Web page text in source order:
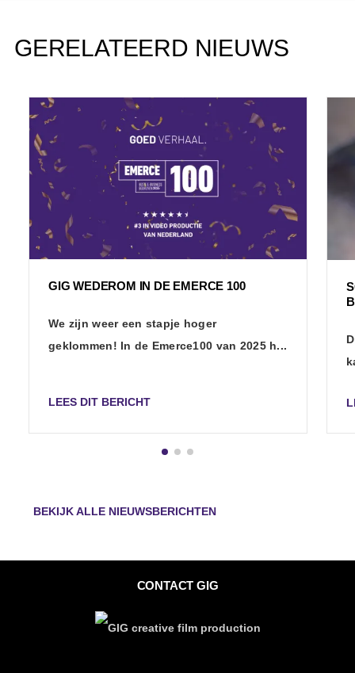
GERELATEERD NIEUWS
GIG WEDEROM IN DE EMERCE 100
We zijn weer een stapje hoger
geklommen! In de Emerce100 van 2025 h...
LEES DIT BERICHT
BEKIJK ALLE NIEUWSBERICHTEN
CONTACT GIG